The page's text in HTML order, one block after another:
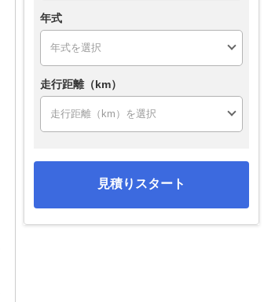
年式
走行距離（km）
見積りスタート